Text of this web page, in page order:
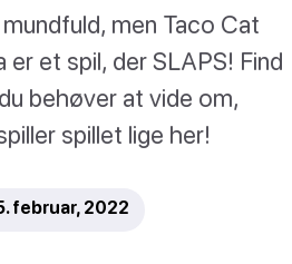
men Taco Cat
et spil, der SLAPS! Find
behøver at vide om,
spillet lige her!
februar, 2022